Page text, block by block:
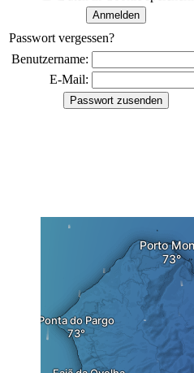
Passwort vergessen?
Benutzername:
E-Mail: